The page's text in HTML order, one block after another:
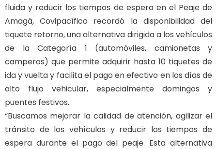
fluida y reducir los tiempos de espera en el Peaje de
Amagá, Covipacífico recordó la disponibilidad del
tiquete retorno, una alternativa dirigida a los vehículos
de la Categoría 1 (automóviles, camionetas y
camperos) que permite adquirir hasta 10 tiquetes de
ida y vuelta y facilita el pago en efectivo en los días de
alto flujo vehicular, especialmente domingos y
puentes festivos.
“Buscamos mejorar la calidad de atención, agilizar el
tránsito de los vehículos y reducir los tiempos de
espera durante el pago del peaje. Esta alternativa